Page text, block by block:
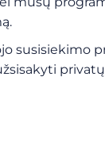
susisiekimo